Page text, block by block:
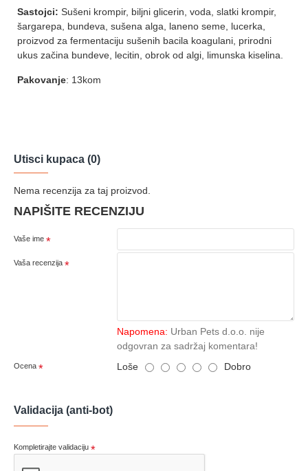
Sastojci: Sušeni krompir, biljni glicerin, voda, slatki krompir,
šargarepa, bundeva, sušena alga, laneno seme, lucerka,
proizvod za fermentaciju sušenih bacila koagulani, prirodni
ukus začina bundeve, lecitin, obrok od algi, limunska kiselina.
Pakovanje: 13kom
Utisci kupaca (0)
Nema recenzija za taj proizvod.
NAPIŠITE RECENZIJU
Vaše ime
Vaša recenzija
Napomena: Urban Pets d.o.o. nije
odgovran za sadržaj komentara!
Ocena Loše Dobro
Validacija (anti-bot)
Kompletirajte validaciju